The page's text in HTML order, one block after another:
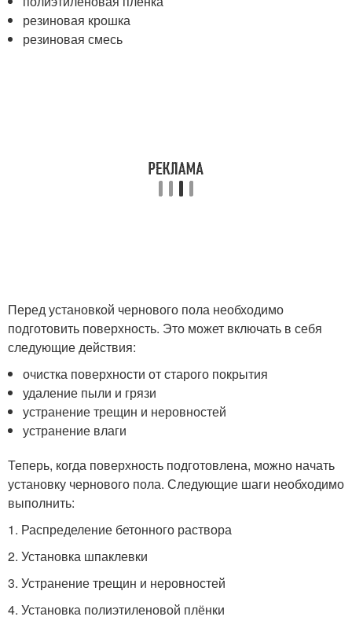
резиновая крошка
резиновая смесь
Перед установкой чернового пола необходимо
подготовить поверхность. Это может включать в себя
следующие действия:
очистка поверхности от старого покрытия
удаление пыли и грязи
устранение трещин и неровностей
устранение влаги
Теперь, когда поверхность подготовлена, можно начать
установку чернового пола. Следующие шаги необходимо
выполнить:
1. Распределение бетонного раствора
2. Установка шпаклевки
3. Устранение трещин и неровностей
4. Установка полиэтиленовой плёнки